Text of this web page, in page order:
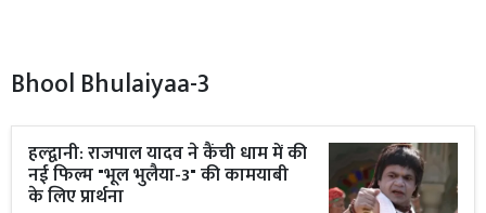
Bhool Bhulaiyaa-3
हल्द्वानी: राजपाल यादव ने कैंची धाम में की
नई फिल्म "भूल भुलैया-3" की कामयाबी
के लिए प्रार्थना